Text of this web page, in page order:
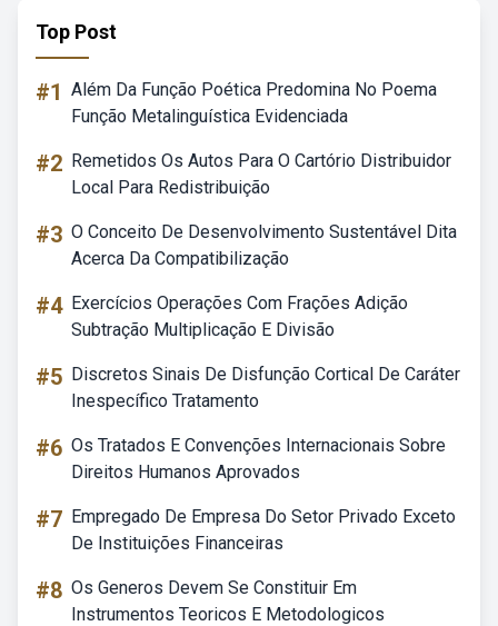
Top Post
#1 Além Da Função Poética Predomina No Poema
Função Metalinguística Evidenciada
#2 Remetidos Os Autos Para O Cartório Distribuidor
Local Para Redistribuição
#3 O Conceito De Desenvolvimento Sustentável Dita
Acerca Da Compatibilização
#4 Exercícios Operações Com Frações Adição
Subtração Multiplicação E Divisão
#5 Discretos Sinais De Disfunção Cortical De Caráter
Inespecífico Tratamento
#6 Os Tratados E Convenções Internacionais Sobre
Direitos Humanos Aprovados
#7 Empregado De Empresa Do Setor Privado Exceto
De Instituições Financeiras
#8 Os Generos Devem Se Constituir Em
Instrumentos Teoricos E Metodologicos